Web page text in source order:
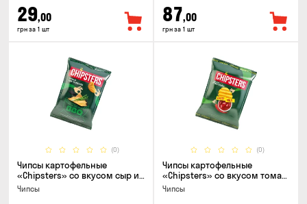
29,00
грн за 1 шт
87,00
грн за 1 шт
(0)
Чипсы картофельные
«Chipsters» со вкусом сыр и
лук, 95г
Чипсы
(0)
Чипсы картофельные
«Chipsters» со вкусом томат
спайси, 95г
Чипсы